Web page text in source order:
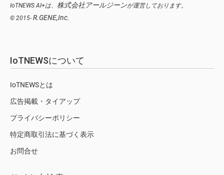
IoTNEWS AI+は、 株式会社アールジーンが運営しております。
© 2015- R.GENE,Inc.
IoTNEWSについて
IoTNEWSとは
広告掲載・タイアップ
プライバシーポリシー
特定商取引法に基づく表示
お問合せ